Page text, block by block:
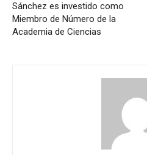
Sánchez es investido como
Miembro de Número de la
Academia de Ciencias